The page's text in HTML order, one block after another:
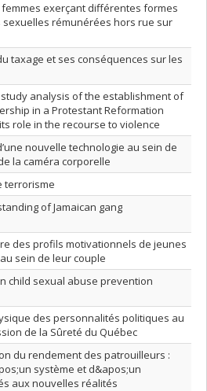
exerçant différentes formes
sexuelles rémunérées hors rue sur
taxage et ses conséquences sur les
analysis of the establishment of
in a Protestant Reformation
role in the recourse to violence
nouvelle technologie au sein de
la caméra corporelle
terrorisme
of Jamaican gang
des profils motivationnels de jeunes
sein de leur couple
child sexual abuse prevention
des personnalités politiques au
de la Sûreté du Québec
du rendement des patrouilleurs :
système et d&apos;un
aux nouvelles réalités